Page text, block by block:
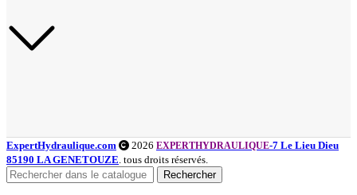
ExpertHydraulique.com 2026 EXPERTHYDRAULIQUE-7 Le Lieu Dieu
85190 LA GENETOUZE. tous droits réservés.
Rechercher